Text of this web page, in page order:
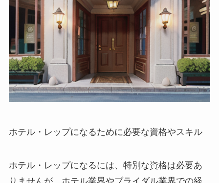
ホテル・レップになるために必要な資格やスキル
ホテル・レップになるには、特別な資格は必要あ